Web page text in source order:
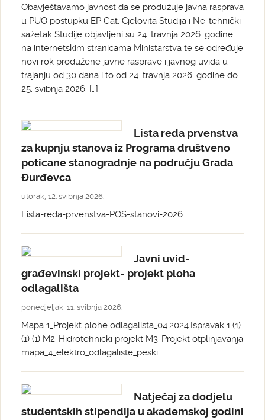
Obavještavamo javnost da se produžuje javna rasprava
u PUO postupku EP Gat. Cjelovita Studija i Ne-tehnički
sažetak Studije objavljeni su 24. travnja 2026. godine
na internetskim stranicama Ministarstva te se određuje
novi rok produžene javne rasprave i javnog uvida u
trajanju od 30 dana i to od 24. travnja 2026. godine do
25. svibnja 2026. […]
Lista reda prvenstva
za kupnju stanova iz Programa društveno
poticane stanogradnje na području Grada
Đurđevca
utorak, 12. svibnja 2026.
Lista-reda-prvenstva-POS-stanovi-2026
Javni uvid-
građevinski projekt- projekt ploha
odlagališta
ponedjeljak, 11. svibnja 2026.
Mapa 1_Projekt plohe odlagalista_04.2024.Ispravak 1 (1)
(1) (1) M2-Hidrotehnicki projekt M3-Projekt otplinjavanja
mapa_4_elektro_odlagaliste_peski
Natječaj za dodjelu
studentskih stipendija u akademskoj godini